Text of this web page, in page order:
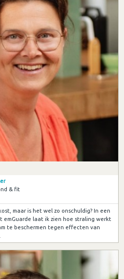
& fit
maar is het wel zo onschuldig? In een
laat ik zien hoe straling werkt
te beschermen tegen effecten van